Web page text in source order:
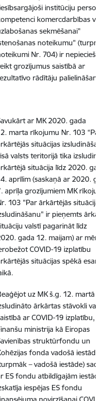
institūciju
komercdarbības
sekmēšanai"
noteikumu"
Nr. 704) ir
grozījumus saistībā ar
rādītāju
ar MK 2020. gada
marta rīkojumu Nr. 103 “Par
situācijas
valsts teritorijā tika
situācija līdz 2020.
aprīlim (saskaņā ar 2020.
aprīļa grozījumiem MK
103 "Par ārkārtējās situācijas
ir pieņemts
valstī pagarināt līdz
gada 12. maijam) ar mērķi
COVID-19 izplatību
situācijas spēkā
uz MK š.g. 12. martā
ārkārtas stāvokli
ar COVID-19 izplatību,
ministrija kā Eiropas
struktūrfondu un
fonda vadošā iestāde
– vadošā iestāde)
ES fondu atbildīgajām
iespējas ES fondu